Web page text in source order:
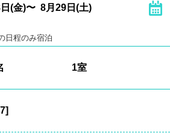
日程のみ宿泊